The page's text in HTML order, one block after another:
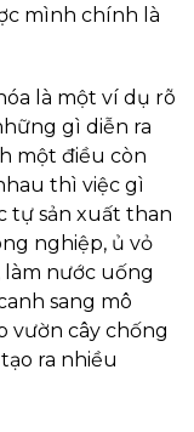
mình chính là
là một ví dụ rõ
gì diễn ra
một điều còn
thì việc gì
tự sản xuất than
nghiệp, ủ vỏ
làm nước uống
sang mô
vườn cây chống
ra nhiều